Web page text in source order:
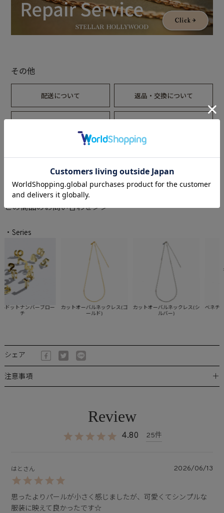
[N]New
わくわくしかない新しい扉への一歩。
異彩を放つ存在感になる。
[T]Thankful
※ペンダントで使用しているチェーンネックレスは別売りの商
品です。
その他
配送について 返品・交換について
この商品のお問い合わせ＞＞
・Series
ットナンバーブロー
カットオーバルネックレス(ゴ
ールド)
カットオーバルネックレス(シ
ルバー)
ベネチアン
シェア
注意事項 ＋
4.80 25
はと 2026/06/13
思ったよりパールが小さく感じましたが、可愛くてシンプルな
服装に映えて良かったです☆